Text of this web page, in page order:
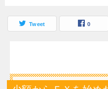
Tweet 0